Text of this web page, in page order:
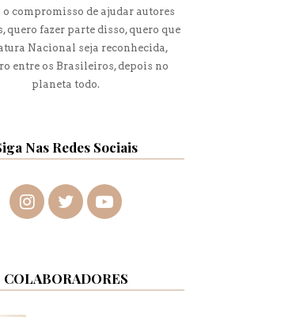
compromisso de ajudar autores
quero fazer parte disso, quero que
Nacional seja reconhecida,
entre os Brasileiros, depois no
planeta todo.
Nas Redes Sociais
COLABORADORES